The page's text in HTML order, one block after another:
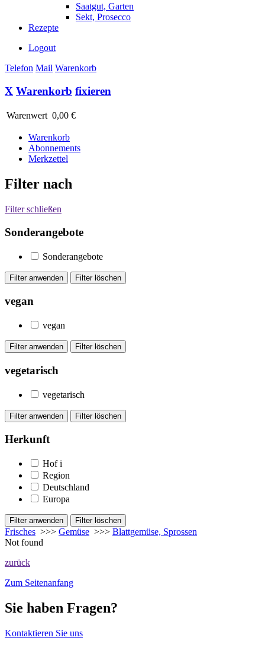
Saatgut, Garten
Sekt, Prosecco
Rezepte
Logout
Telefon Mail Warenkorb
X Warenkorb fixieren
Warenwert 0,00 €
Warenkorb
Abonnements
Merkzettel
Filter nach
Filter schließen
Sonderangebote
Sonderangebote
vegan
vegan
vegetarisch
vegetarisch
Herkunft
Hof i
Region
Deutschland
Europa
Frisches >>> Gemüse >>> Blattgemüse, Sprossen
Not found
zurück
Zum Seitenanfang
Sie haben Fragen?
Kontaktieren Sie uns